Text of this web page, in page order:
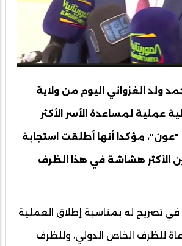
ولد الغزواني اليوم من ولاية
عملية لمساعدة الأسر الأكثر
"عون"، مؤكدا أنها أطلقت استجابة
الأكثر هشاشة في هذا الظرف
في تصريح له بمناسبة إطلاق العملية
للظرف الخاص الدولي، وللظرف